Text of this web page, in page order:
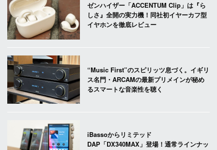
ゼンハイザー「ACCENTUM Clip」は『ら
しさ』全開の実力機！同社初イヤーカフ型
イヤホンを徹底レビュー
“Music First”のスピリッツ息づく。イギリ
ス名門・ARCAMの最新プリメインが秘め
るスマートな音楽性を聴く
iBassoからリミテッド
DAP「DX340MAX」登場！通常ラインナッ